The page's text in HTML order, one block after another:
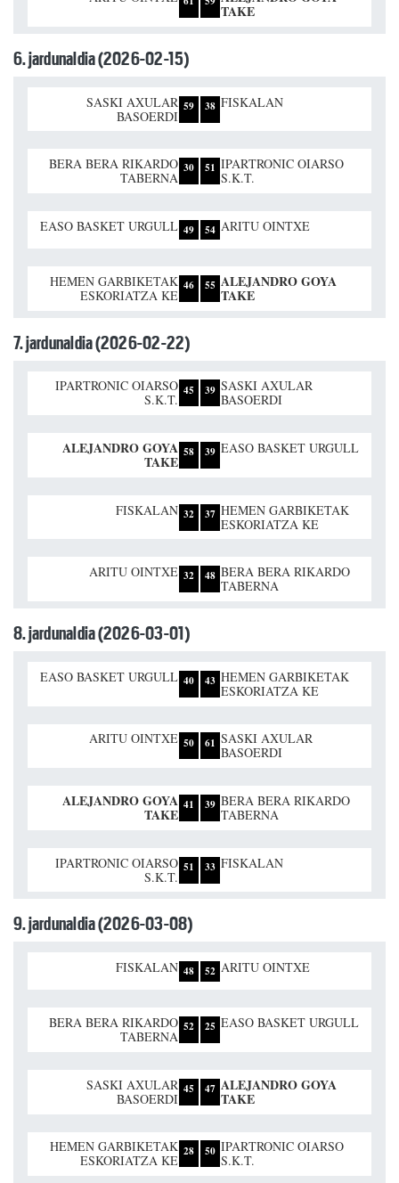
TAKE
6. jardunaldia (2026-02-15)
SASKI AXULAR
BASOERDI
59 38 FISKALAN
BERA BERA RIKARDO
TABERNA
30 51 IPARTRONIC OIARSO
S.K.T.
EASO BASKET URGULL 49 54 ARITU OINTXE
HEMEN GARBIKETAK
ESKORIATZA KE
46 55 ALEJANDRO GOYA
TAKE
7. jardunaldia (2026-02-22)
IPARTRONIC OIARSO
S.K.T.
45 39 SASKI AXULAR
BASOERDI
ALEJANDRO GOYA
TAKE
58 39 EASO BASKET URGULL
FISKALAN 32 37 HEMEN GARBIKETAK
ESKORIATZA KE
ARITU OINTXE 32 48 BERA BERA RIKARDO
TABERNA
8. jardunaldia (2026-03-01)
EASO BASKET URGULL 40 43 HEMEN GARBIKETAK
ESKORIATZA KE
ARITU OINTXE 50 61 SASKI AXULAR
BASOERDI
ALEJANDRO GOYA
TAKE
41 39 BERA BERA RIKARDO
TABERNA
IPARTRONIC OIARSO
S.K.T.
51 33 FISKALAN
9. jardunaldia (2026-03-08)
FISKALAN 48 52 ARITU OINTXE
BERA BERA RIKARDO
TABERNA
52 25 EASO BASKET URGULL
SASKI AXULAR
BASOERDI
45 47 ALEJANDRO GOYA
TAKE
HEMEN GARBIKETAK
ESKORIATZA KE
28 50 IPARTRONIC OIARSO
S.K.T.